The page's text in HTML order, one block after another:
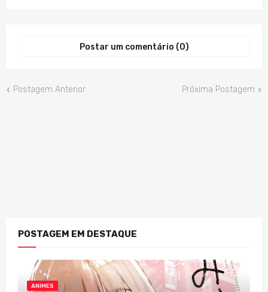
Postar um comentário (0)
Postagem Anterior Próxima Postagem
POSTAGEM EM DESTAQUE
ANIMES